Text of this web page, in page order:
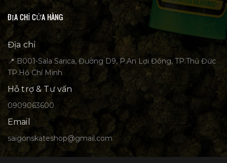
ĐỊA CHỈ CỬA HÀNG
Địa chỉ
📍 B001-Sala Sarica, Đường D9, P.An Lợi Đông, TP.Thủ Đức
TP.Hồ Chí Minh
Hỗ trợ & Tư vấn
0909063600
Email
saigonskateshop@gmail.com